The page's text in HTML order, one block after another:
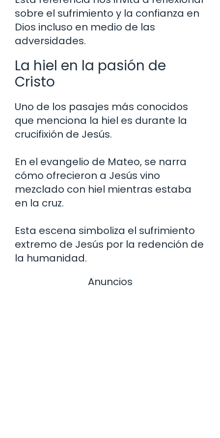
sobre el sufrimiento y la confianza en
Dios incluso en medio de las
adversidades.
La hiel en la pasión de
Cristo
Uno de los pasajes más conocidos
que menciona la hiel es durante la
crucifixión de Jesús.
En el evangelio de Mateo, se narra
cómo ofrecieron a Jesús vino
mezclado con hiel mientras estaba
en la cruz.
Esta escena simboliza el sufrimiento
extremo de Jesús por la redención de
la humanidad.
Anuncios